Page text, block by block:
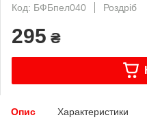
Код: БФБпел040
Роздріб
295 ₴
Опис Характеристики